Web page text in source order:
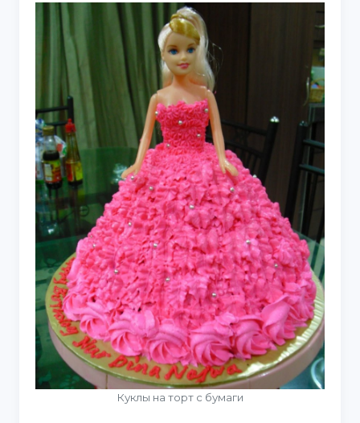
Куклы на торт с бумаги